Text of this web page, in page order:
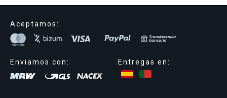
Aceptamos:
Enviamos con: Entregas en: